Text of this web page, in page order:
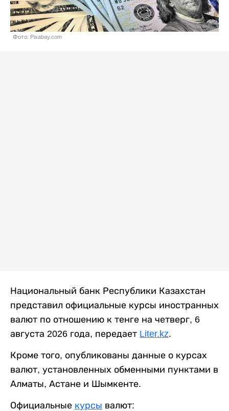
Фото: Pixabay.com
Национальный банк Республики Казахстан
представил официальные курсы иностранных
валют по отношению к тенге на четверг, 6
августа 2026 года, передает Liter.kz.
Кроме того, опубликованы данные о курсах
валют, установленных обменными пунктами в
Алматы, Астане и Шымкенте.
Официальные курсы валют: